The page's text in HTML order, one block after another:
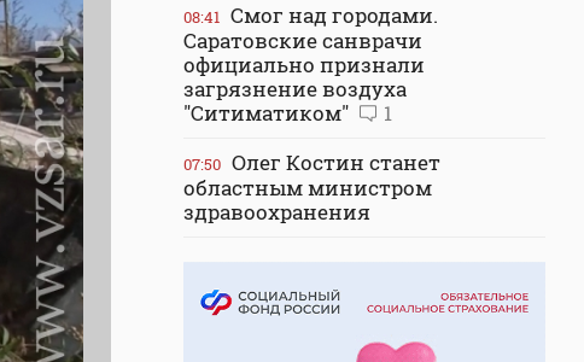
08:41 Смог над городами.
Саратовские санврачи
официально признали
загрязнение воздуха
"Ситиматиком"
1
07:50 Олег Костин станет
областным министром
здравоохранения